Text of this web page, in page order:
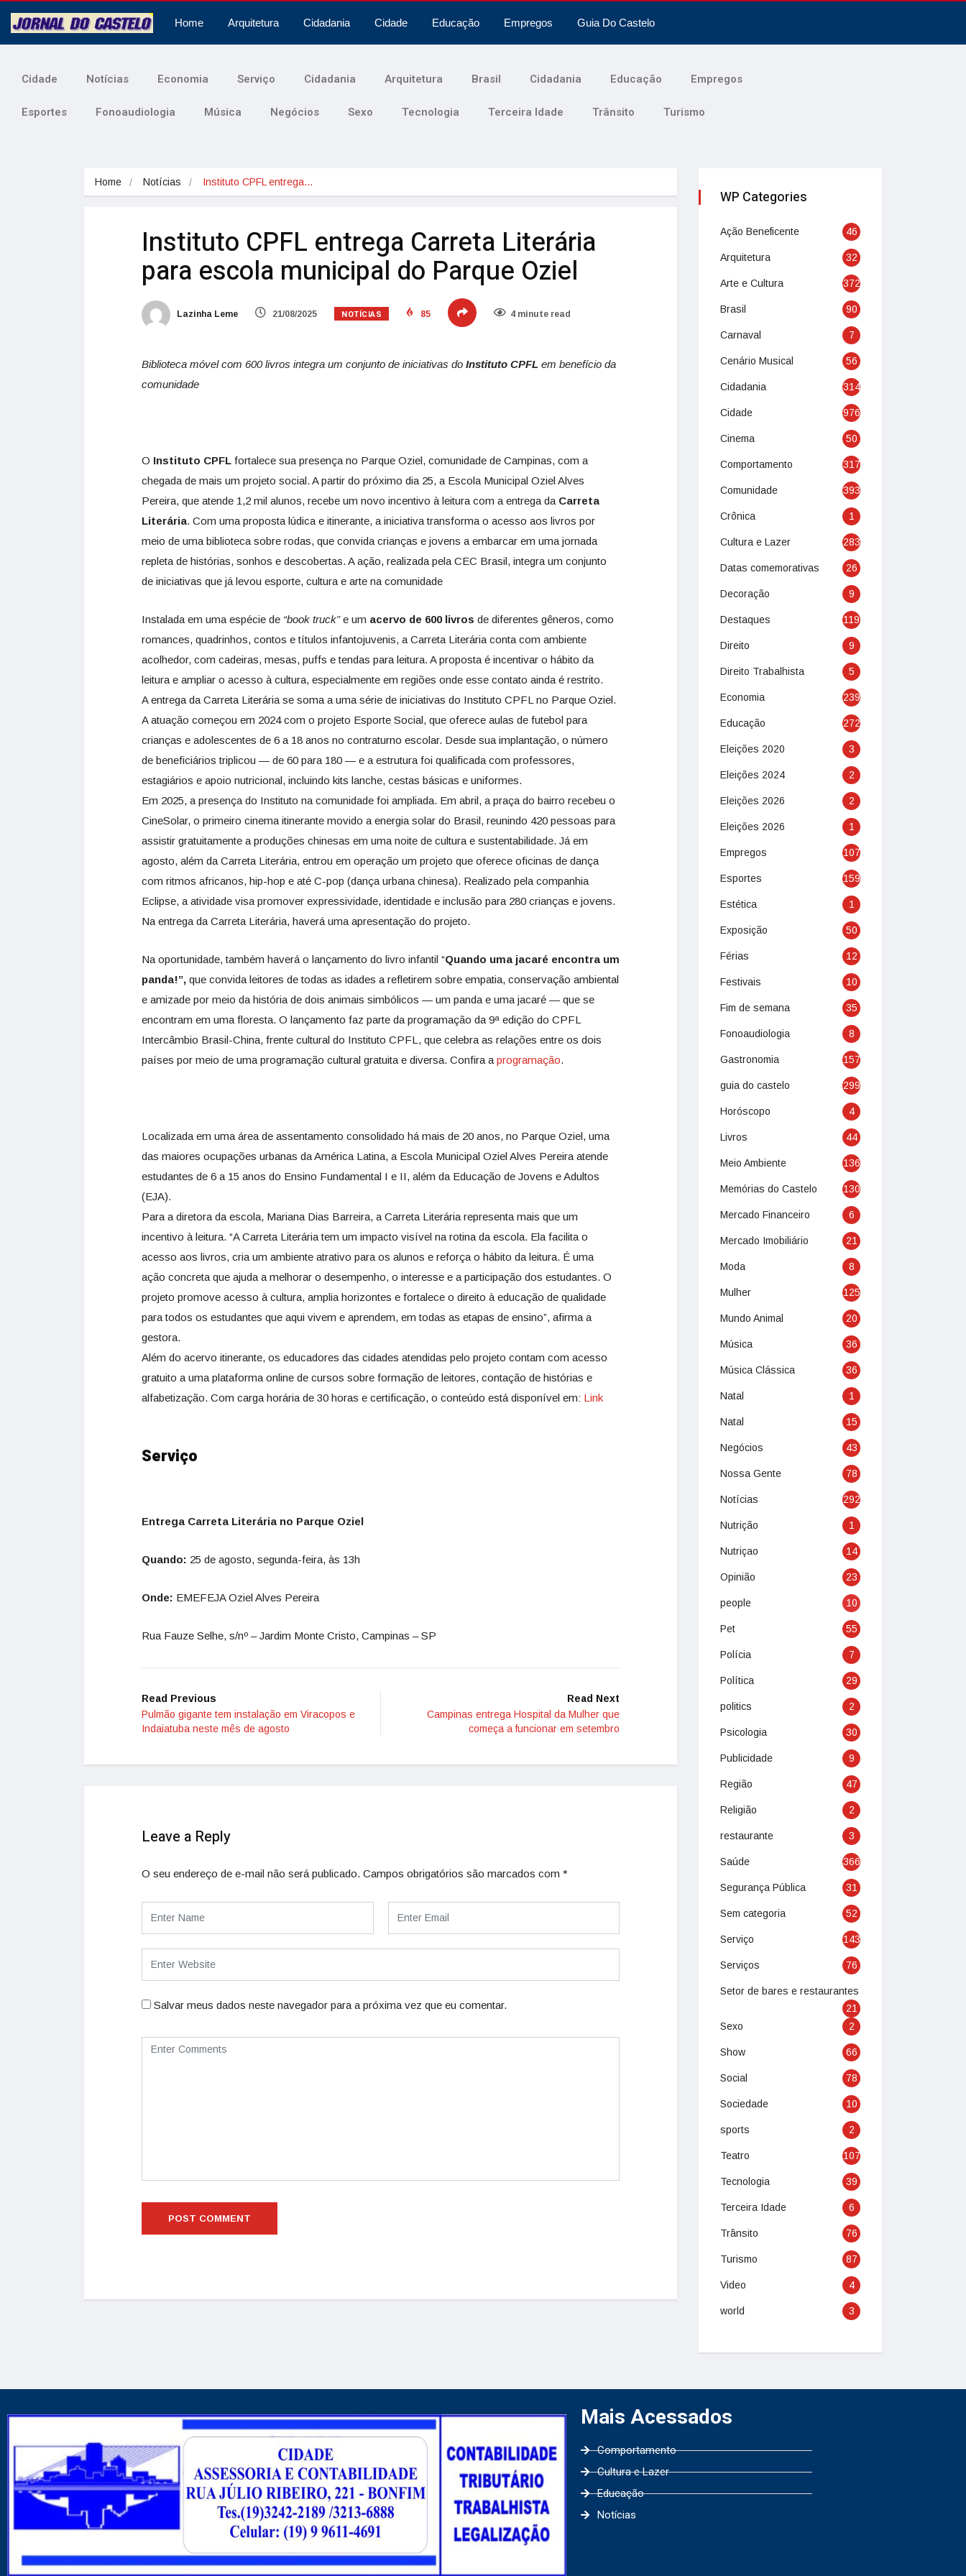
Home Arquitetura Cidadania Cidade Educação Empregos Guia Do Castelo
Cidade Notícias Economia Serviço Cidadania Arquitetura Brasil Cidadania Educação Empregos
Esportes Fonoaudiologia Música Negócios Sexo Tecnologia Terceira Idade Trânsito Turismo
Home Notícias Instituto CPFL entrega…
Instituto CPFL entrega Carreta Literária
para escola municipal do Parque Oziel
Lazinha Leme 21/08/2025 NOTÍCIAS 85 4 minute read
Biblioteca móvel com 600 livros integra um conjunto de iniciativas do Instituto CPFL em benefício da
comunidade
O Instituto CPFL fortalece sua presença no Parque Oziel, comunidade de Campinas, com a
chegada de mais um projeto social. A partir do próximo dia 25, a Escola Municipal Oziel Alves
Pereira, que atende 1,2 mil alunos, recebe um novo incentivo à leitura com a entrega da Carreta
Literária. Com uma proposta lúdica e itinerante, a iniciativa transforma o acesso aos livros por
meio de uma biblioteca sobre rodas, que convida crianças e jovens a embarcar em uma jornada
repleta de histórias, sonhos e descobertas. A ação, realizada pela CEC Brasil, integra um conjunto
de iniciativas que já levou esporte, cultura e arte na comunidade
Instalada em uma espécie de “book truck”e um acervo de 600 livros de diferentes gêneros, como
romances, quadrinhos, contos e títulos infantojuvenis, a Carreta Literária conta com ambiente
acolhedor, com cadeiras, mesas, puffs e tendas para leitura. A proposta é incentivar o hábito da
leitura e ampliar o acesso à cultura, especialmente em regiões onde esse contato ainda é restrito.
A entrega da Carreta Literária se soma a uma série de iniciativas do Instituto CPFL no Parque Oziel.
A atuação começou em 2024 com o projeto Esporte Social, que oferece aulas de futebol para
crianças e adolescentes de 6 a 18 anos no contraturno escolar. Desde sua implantação, o número
de beneficiários triplicou — de 60 para 180 — e a estrutura foi qualificada com professores,
estagiários e apoio nutricional, incluindo kits lanche, cestas básicas e uniformes.
Em 2025, a presença do Instituto na comunidade foi ampliada. Em abril, a praça do bairro recebeu o
CineSolar, o primeiro cinema itinerante movido a energia solar do Brasil, reunindo 420 pessoas para
assistir gratuitamente a produções chinesas em uma noite de cultura e sustentabilidade. Já em
agosto, além da Carreta Literária, entrou em operação um projeto que oferece oficinas de dança
com ritmos africanos, hip-hop e até C-pop (dança urbana chinesa). Realizado pela companhia
Eclipse, a atividade visa promover expressividade, identidade e inclusão para 280 crianças e jovens.
Na entrega da Carreta Literária, haverá uma apresentação do projeto.
Na oportunidade, também haverá o lançamento do livro infantil “Quando uma jacaré encontra um
panda!”, que convida leitores de todas as idades a refletirem sobre empatia, conservação ambiental
e amizade por meio da história de dois animais simbólicos — um panda e uma jacaré — que se
encontram em uma floresta. O lançamento faz parte da programação da 9ª edição do CPFL
Intercâmbio Brasil-China, frente cultural do Instituto CPFL, que celebra as relações entre os dois
países por meio de uma programação cultural gratuita e diversa. Confira a programação.
Localizada em uma área de assentamento consolidado há mais de 20 anos, no Parque Oziel, uma
das maiores ocupações urbanas da América Latina, a Escola Municipal Oziel Alves Pereira atende
estudantes de 6 a 15 anos do Ensino Fundamental I e II, além da Educação de Jovens e Adultos
(EJA).
Para a diretora da escola, Mariana Dias Barreira, a Carreta Literária representa mais que um
incentivo à leitura. “A Carreta Literária tem um impacto visível na rotina da escola. Ela facilita o
acesso aos livros, cria um ambiente atrativo para os alunos e reforça o hábito da leitura. É uma
ação concreta que ajuda a melhorar o desempenho, o interesse e a participação dos estudantes. O
projeto promove acesso à cultura, amplia horizontes e fortalece o direito à educação de qualidade
para todos os estudantes que aqui vivem e aprendem, em todas as etapas de ensino”, afirma a
gestora.
Além do acervo itinerante, os educadores das cidades atendidas pelo projeto contam com acesso
gratuito a uma plataforma online de cursos sobre formação de leitores, contação de histórias e
alfabetização. Com carga horária de 30 horas e certificação, o conteúdo está disponível em: Link
Serviço
Entrega Carreta Literária no Parque Oziel
Quando: 25 de agosto, segunda-feira, às 13h
Onde: EMEFEJA Oziel Alves Pereira
Rua Fauze Selhe, s/nº – Jardim Monte Cristo, Campinas – SP
Read Previous
Pulmão gigante tem instalação em Viracopos e
Indaiatuba neste mês de agosto
Read Next
Campinas entrega Hospital da Mulher que
começa a funcionar em setembro
Leave a Reply
O seu endereço de e-mail não será publicado. Campos obrigatórios são marcados com *
Salvar meus dados neste navegador para a próxima vez que eu comentar.
WP Categories
Ação Beneficente 46
Arquitetura 32
Arte e Cultura 372
Brasil 90
Carnaval 7
Cenário Musical 56
Cidadania 314
Cidade 976
Cinema 50
Comportamento 317
Comunidade 393
Crônica 1
Cultura e Lazer 283
Datas comemorativas 26
Decoração 9
Destaques 119
Direito 9
Direito Trabalhista 5
Economia 239
Educação 272
Eleições 2020 3
Eleições 2024 2
Eleições 2026 2
Eleições 2026 1
Empregos 107
Esportes 159
Estética 1
Exposição 50
Férias 12
Festivais 10
Fim de semana 35
Fonoaudiologia 8
Gastronomia 157
guia do castelo 299
Horóscopo 4
Livros 44
Meio Ambiente 136
Memórias do Castelo 130
Mercado Financeiro 6
Mercado Imobiliário 21
Moda 8
Mulher 125
Mundo Animal 20
Música 36
Música Clássica 36
Natal 1
Natal 15
Negócios 43
Nossa Gente 78
Notícias 292
Nutrição 1
Nutriçao 14
Opinião 23
people 10
Pet 55
Polícia 7
Política 29
politics 2
Psicologia 30
Publicidade 9
Região 47
Religião 2
restaurante 3
Saúde 366
Segurança Pública 31
Sem categoria 52
Serviço 143
Serviços 76
Setor de bares e restaurantes
21
Sexo
2
Show 66
Social 78
Sociedade 10
sports 2
Teatro 107
Tecnologia 39
Terceira Idade 6
Trânsito 76
Turismo 87
Video 4
world 3
Mais Acessados
Comportamento
Cultura e Lazer
Educação
Notícias